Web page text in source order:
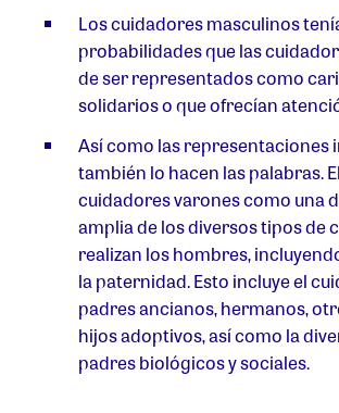
Los cuidadores masculinos
probabilidades que las
de ser representados como
solidarios o que ofrecían
Así como las representaciones
también lo hacen las palabras.
cuidadores varones como una
amplia de los diversos tipos de
realizan los hombres,
la paternidad. Esto incluye el
padres ancianos, hermanos,
hijos adoptivos, así como la
padres biológicos y sociales.